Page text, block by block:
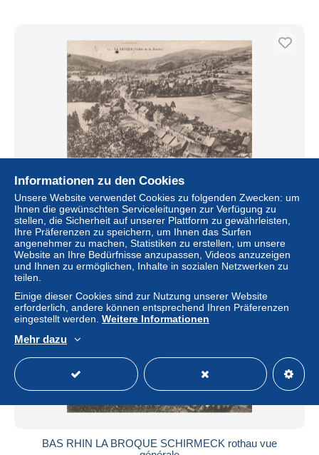
BAS RHIN LA BROQUE SCHIRMECK vue générale
± 4,62 $
Status Gewerblicher Händler
BAS RHIN LA BROQUE SCHIRMECK rothau vue
Informationen zu den Cookies
Unsere Website verwendet Cookies zu folgenden Zwecken: um
Ihnen die gewünschten Serviceleitungen zur Verfügung zu
stellen, die Sicherheit auf unserer Plattform zu gewährleisten,
Ihre Präferenzen zu speichern, um Ihnen das Surfen
angenehmer zu machen, Statistiken zu erstellen, um unsere
Website an Ihre Bedürfnisse anzupassen, Videos anzuzeigen
und Ihnen zu ermöglichen, Inhalte in sozialen Netzwerken zu
teilen.
Einige dieser Cookies sind zur Nutzung unserer Website
erforderlich, andere können entsprechend Ihren Präferenzen
eingestellt werden. Weitere Informationen
Mehr dazu